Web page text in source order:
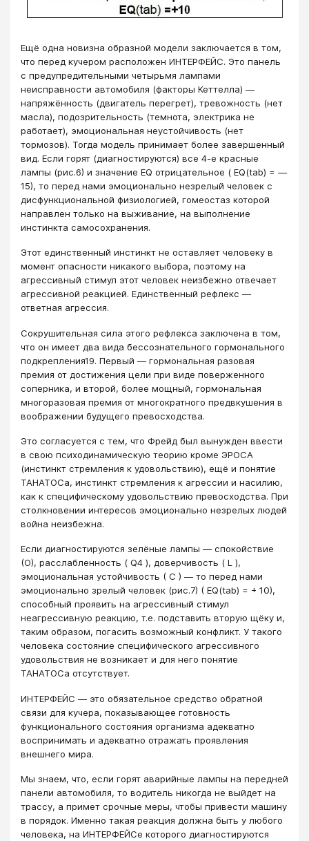
Ещё одна новизна образной модели заключается в том,
что перед кучером расположен ИНТЕРФЕЙС. Это панель
с предупредительными четырьмя лампами
неисправности автомобиля (факторы Кеттелла) ―
напряжённость (двигатель перегрет), тревожность (нет
масла), подозрительность (темнота, электрика не
работает), эмоциональная неустойчивость (нет
тормозов). Тогда модель принимает более завершенный
вид. Если горят (диагностируются) все 4-е красные
лампы (рис.6) и значение EQ отрицательное ( EQ(tab) = ―
15), то перед нами эмоционально незрелый человек с
дисфункциональной физиологией, гомеостаз которой
направлен только на выживание, на выполнение
инстинкта самосохранения.
Этот единственный инстинкт не оставляет человеку в
момент опасности никакого выбора, поэтому на
агрессивный стимул этот человек неизбежно отвечает
агрессивной реакцией. Единственный рефлекс ―
ответная агрессия.
Сокрушительная сила этого рефлекса заключена в том,
что он имеет два вида бессознательного гормонального
подкрепления19. Первый ― гормональная разовая
премия от достижения цели при виде поверженного
соперника, и второй, более мощный, гормональная
многоразовая премия от многократного предвкушения в
воображении будущего превосходства.
Это согласуется с тем, что Фрейд был вынужден ввести
в свою психодинамическую теорию кроме ЭРОСА
(инстинкт стремления к удовольствию), ещё и понятие
ТАНАТОСа, инстинкт стремления к агрессии и насилию,
как к специфическому удовольствию превосходства. При
столкновении интересов эмоционально незрелых людей
война неизбежна.
Если диагностируются зелёные лампы ― спокойствие
(О), расслабленность ( Q4 ), доверчивость ( L ),
эмоциональная устойчивость ( С ) ― то перед нами
эмоционально зрелый человек (рис.7) ( EQ(tab) = + 10),
способный проявить на агрессивный стимул
неагрессивную реакцию, т.е. подставить вторую щёку и,
таким образом, погасить возможный конфликт. У такого
человека состояние специфического агрессивного
удовольствия не возникает и для него понятие
ТАНАТОСа отсутствует.
ИНТЕРФЕЙС ― это обязательное средство обратной
связи для кучера, показывающее готовность
функционального состояния организма адекватно
воспринимать и адекватно отражать проявления
внешнего мира.
Мы знаем, что, если горят аварийные лампы на передней
панели автомобиля, то водитель никогда не выйдет на
трассу, а примет срочные меры, чтобы привести машину
в порядок. Именно такая реакция должна быть у любого
человека, на ИНТЕРФЕЙСе которого диагностируются